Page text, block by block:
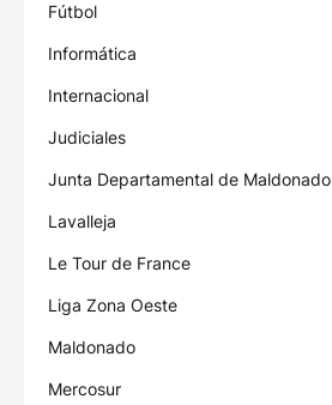
Fútbol
Informática
Internacional
Judiciales
Junta Departamental de Maldonado
Lavalleja
Le Tour de France
Liga Zona Oeste
Maldonado
Mercosur